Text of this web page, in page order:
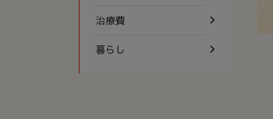
治療費
暮らし